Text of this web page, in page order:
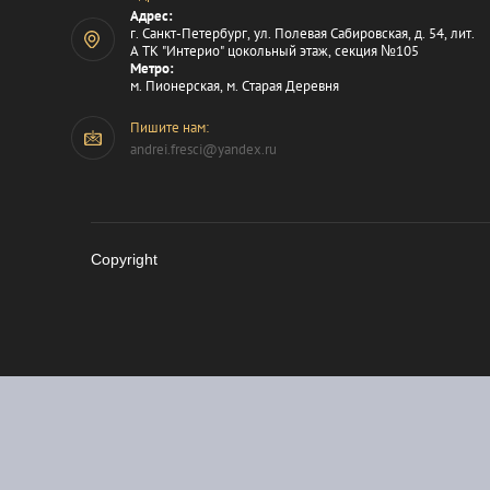
Адрес:
г. Санкт-Петербург, ул. Полевая Сабировская, д. 54, лит.
А ТК "Интерио" цокольный этаж, секция №105
Метро:
м. Пионерская, м. Старая Деревня
Пишите нам:
andrei.fresci@yandex.ru
Copyright